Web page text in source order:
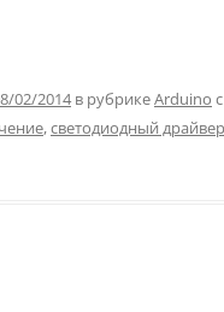
02/2014в рубрикеArduino
,светодиодный драйвер